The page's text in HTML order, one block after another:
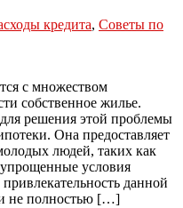
кредита, Советы по
с множеством
собственное жилье.
решения этой проблемы
Она предоставляет
людей, таких как
условия
данной
не полностью […]